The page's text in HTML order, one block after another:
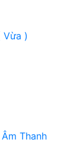
Vừa )
Thanh